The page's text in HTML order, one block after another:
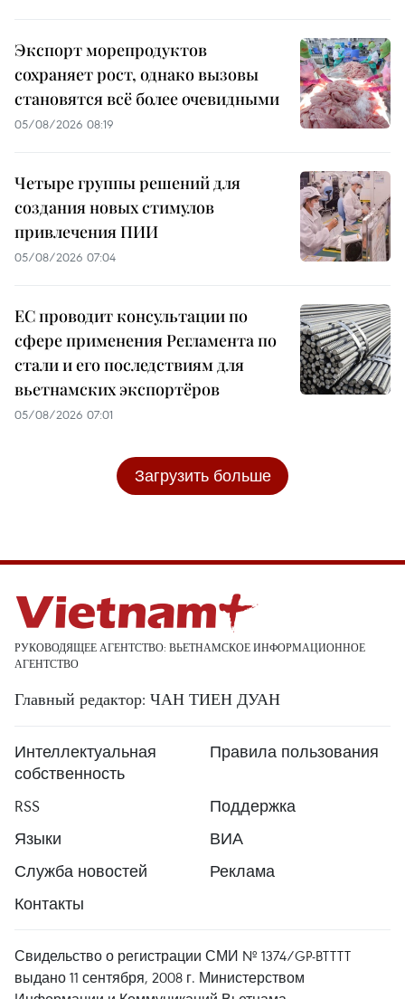
Экспорт морепродуктов
сохраняет рост, однако вызовы
становятся всё более очевидными
05/08/2026 08:19
Четыре группы решений для
создания новых стимулов
привлечения ПИИ
05/08/2026 07:04
ЕС проводит консультации по
сфере применения Регламента по
стали и его последствиям для
вьетнамских экспортёров
05/08/2026 07:01
Загрузить больше
РУКОВОДЯЩЕЕ АГЕНТСТВО: ВЬЕТНАМСКОЕ ИНФОРМАЦИОННОЕ
АГЕНТСТВО
Главный редактор: ЧАН ТИЕН ДУАН
Интеллектуальная
собственность
Правила пользования
RSS
Поддержка
Языки
ВИА
Служба новостей
Реклама
Контакты
Свидельство о регистрации СМИ № 1374/GP-BTTTT
выдано 11 сентября, 2008 г. Министерством